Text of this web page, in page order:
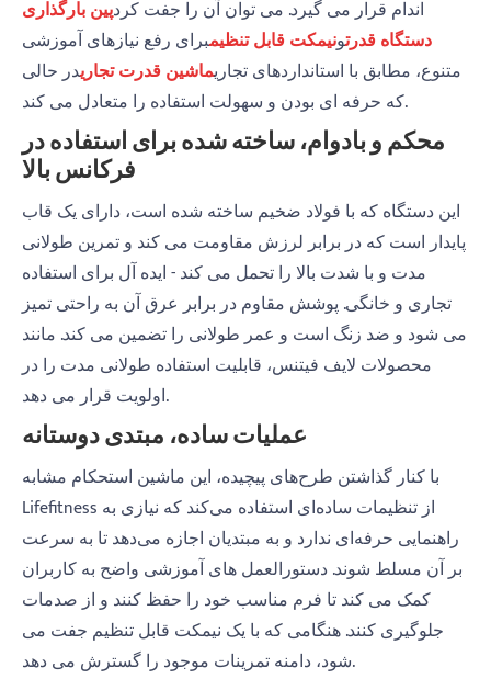
اندام قرار می گیرد. می توان آن را جفت کردپین بارگذاری
دستگاه قدرتونیمکت قابل تنظیمبرای رفع نیازهای آموزشی
متنوع، مطابق با استانداردهای تجاریماشین قدرت تجاریدر حالی
که حرفه ای بودن و سهولت استفاده را متعادل می کند.
محکم و بادوام، ساخته شده برای استفاده در
فرکانس بالا
این دستگاه که با فولاد ضخیم ساخته شده است، دارای یک قاب
پایدار است که در برابر لرزش مقاومت می کند و تمرین طولانی
مدت و با شدت بالا را تحمل می کند - ایده آل برای استفاده
تجاری و خانگی. پوشش مقاوم در برابر عرق آن به راحتی تمیز
می شود و ضد زنگ است و عمر طولانی را تضمین می کند. مانند
محصولات لایف فیتنس، قابلیت استفاده طولانی مدت را در
اولویت قرار می دهد.
عملیات ساده، مبتدی دوستانه
با کنار گذاشتن طرح‌های پیچیده، این ماشین استحکام مشابه
Lifefitness از تنظیمات ساده‌ای استفاده می‌کند که نیازی به
راهنمایی حرفه‌ای ندارد و به مبتدیان اجازه می‌دهد تا به سرعت
بر آن مسلط شوند. دستورالعمل های آموزشی واضح به کاربران
کمک می کند تا فرم مناسب خود را حفظ کنند و از صدمات
جلوگیری کنند. هنگامی که با یک نیمکت قابل تنظیم جفت می
شود، دامنه تمرینات موجود را گسترش می دهد.